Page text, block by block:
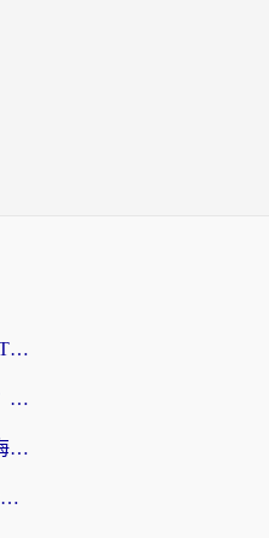
海外党亲测：在海外如何看CCTV？告别“仅限大陆播放”的实用指南
央视影音在海外可以看吗知乎？留学生亲测：3步解决地域限制+追剧自由
在国外怎么看咪咕视频软件？海外党亲测有效的回国加速方案
12123在国外能登录吗？海外华人必看的回国加速实用指南